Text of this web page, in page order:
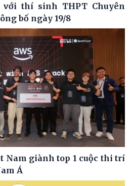
thí sinh THPT Chuyên
bố ngày 19/8
Nam giành top 1 cuộc thi trí
Á